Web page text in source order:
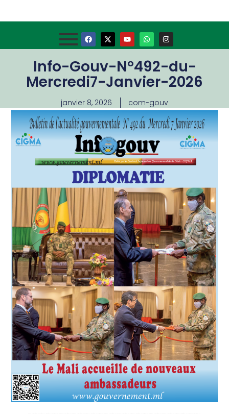
Info-Gouv-N°492-du-
Mercredi7-Janvier-2026
janvier 8, 2026 com-gouv